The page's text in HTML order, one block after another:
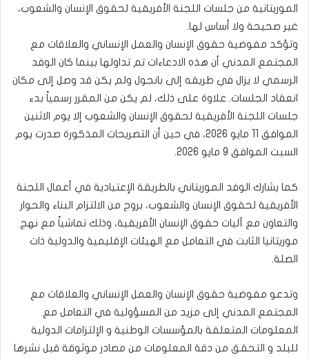
الموريتانية من جلسات اللجنة الأفريقية لحقوق الإنسان والشعوب،
غير صحيحة ولا أساس لها.
وتؤكد مفوضية حقوق الإنسان والعمل الإنساني والعلاقات مع
المجتمع المدني أن هذه الادعاءات تم تداولها بينما كان الوفد
الرسمي لا يزال في طريقه إلى بانجول ولم يكن قد وصل إلى مكان
انعقاد الجلسات. علاوة على ذلك، لم يكن من المقرر رسمياً بدء
جلسات اللجنة الأفريقية لحقوق الإنسان والشعوب إلا يوم الاثنين
الموافق 11 مايو 2026، في حين أن التصريحات المذكورة صدرت يوم
السبت الموافق 9 مايو 2026.
كما يشارك الوفد الموريتاني بالطريقة الإعتيادية في أعمال اللجنة
الأفريقية لحقوق الإنسان والشعوب، بروح من الالتزام البناء والحوار
والتعاون مع آليات حقوق الإنسان الأفريقية، وذلك تماشياً مع نهج
موريتانيا الثابت في التعامل مع الهيئات الإقليمية والدولية ذات
الصلة.
وتدعو مفوضية حقوق الإنسان والعمل الإنساني والعلاقات مع
المجتمع المدني إلى مزيد من المسؤولية في التعامل مع
المعلومات المتعلقة بالمؤسسات الوطنية و الإلتزامات الدولية
للبلد و التحقق من دقة المعلومات من مصادر موثوقة قبل نشرها